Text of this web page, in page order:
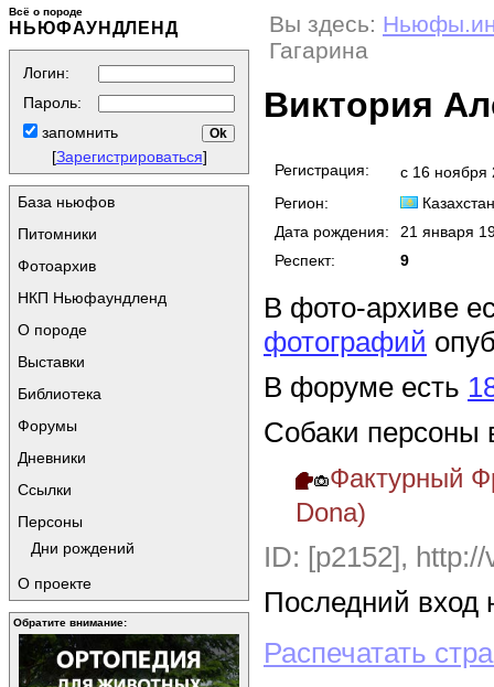
Всё о породе
НЬЮФАУНДЛЕНД
Логин:
Пароль:
запомнить
[Зарегистрироваться]
База ньюфов
Питомники
Фотоархив
НКП Ньюфаундленд
О породе
Выставки
Библиотека
Форумы
Дневники
Ссылки
Персоны
Дни рождений
О проекте
Обратите внимание:
Вы здесь:
Гагарина
Виктория
Регистрация:
с 16 ноября
Регион:
Казахстан
Дата рождения:
21 января
Респект:
9
В фото-архиве
фотографий
В форуме есть
Собаки персоны
Фактурный
Dona)
ID: [p2152],
Последний вход
Распечатать